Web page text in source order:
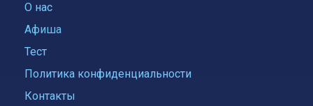
О нас
Афиша
Тест
Политика конфиденциальности
Контакты